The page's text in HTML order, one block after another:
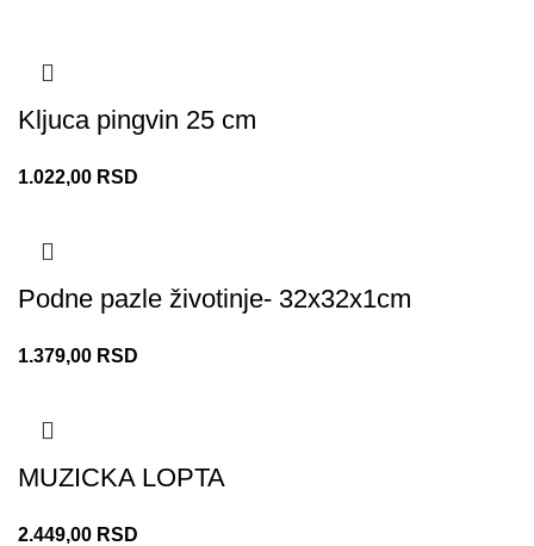
Kljuca pingvin 25 cm
1.022,00 RSD
Podne pazle životinje- 32x32x1cm
1.379,00 RSD
MUZICKA LOPTA
2.449,00 RSD